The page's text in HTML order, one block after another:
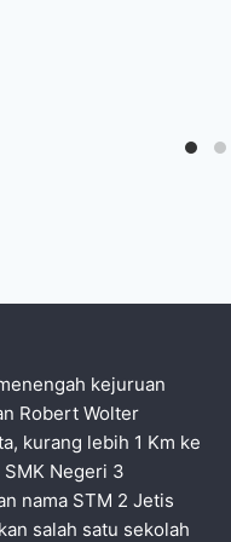
kejuruan
Robert Wolter
kurang lebih 1 Km ke
Negeri 3
nama STM 2 Jetis
salah satu sekolah